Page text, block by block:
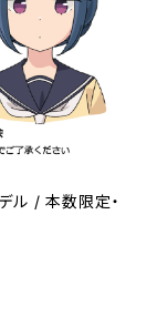
ル / 本数限定・